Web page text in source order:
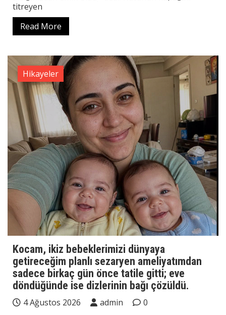
titreyen
Read More
Hikayeler
Kocam, ikiz bebeklerimizi dünyaya
getireceğim planlı sezaryen ameliyatımdan
sadece birkaç gün önce tatile gitti; eve
döndüğünde ise dizlerinin bağı çözüldü.
4 Ağustos 2026 admin
0